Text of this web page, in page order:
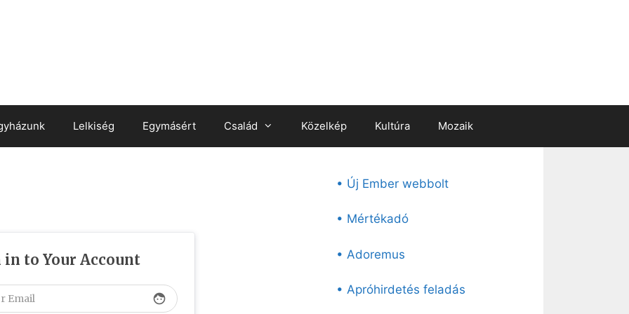
Lelkiség Egymásért Család Közelkép Kultúra Mozaik
in to Your Account
face
• Új Ember webbolt
• Mértékadó
• Adoremus
• Apróhirdetés feladás